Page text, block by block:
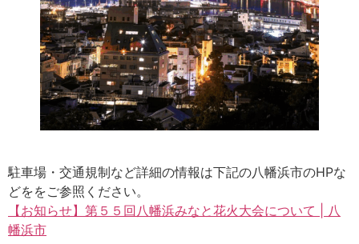
駐車場・交通規制など詳細の情報は下記の八幡浜市のHPな
どををご参照ください。
【お知らせ】第５５回八幡浜みなと花火大会について | 八
幡浜市